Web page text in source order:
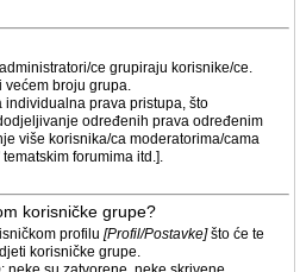
ce grupiraju korisnike/ce.
većem broju grupa.
prava pristupa, što
određenih prava određenim
više korisnika/ca moderatorima/cama
forumima itd.].
korisničke grupe?
profilu [Profil/Postavke]što će te
korisničke grupe.